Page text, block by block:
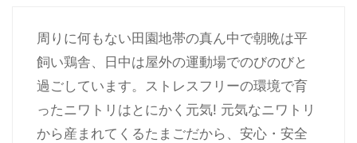
周りに何もない田園地帯の真ん中で朝晩は平
飼い鶏舎、日中は屋外の運動場でのびのびと
過ごしています。ストレスフリーの環境で育
ったニワトリはとにかく元気! 元気なニワトリ
から産まれてくるたまごだから、安心・安全